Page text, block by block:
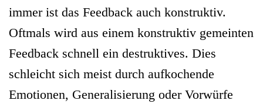
immer ist das Feedback auch konstruktiv.
Oftmals wird aus einem konstruktiv gemeinten
Feedback schnell ein destruktives. Dies
schleicht sich meist durch aufkochende
Emotionen, Generalisierung oder Vorwürfe